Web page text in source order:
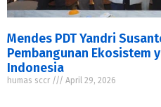
Mendes PDT Yandri
Pembangunan Ekosistem
Indonesia
humas sccr April 29, 2026